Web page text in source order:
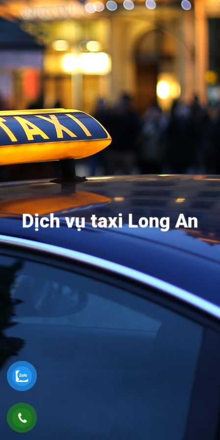
Dịch vụ taxi Long An